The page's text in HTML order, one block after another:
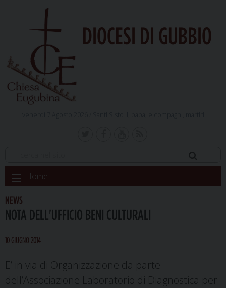
DIOCESI DI GUBBIO
Skip
to
content
Home
NEWS
NOTA DELL'UFFICIO BENI CULTURALI
10 GIUGNO 2014
E’ in via di Organizzazione da parte
dell’Associazione Laboratorio di Diagnostica per